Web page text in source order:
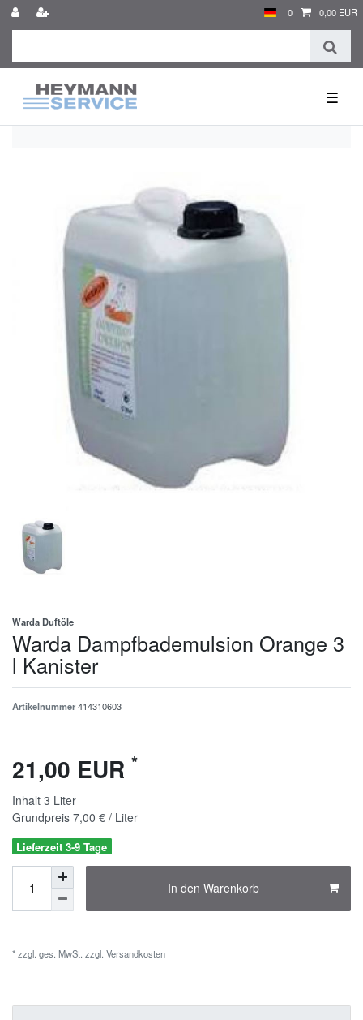
0 0,00 EUR
☰
Warda Duftöle
Warda Dampfbademulsion Orange 3
l Kanister
Artikelnummer414310603
21,00 EUR *
Inhalt 3 Liter
Grundpreis 7,00 € / Liter
Lieferzeit 3-9 Tage
In den Warenkorb
* zzgl. ges. MwSt. zzgl. Versandkosten